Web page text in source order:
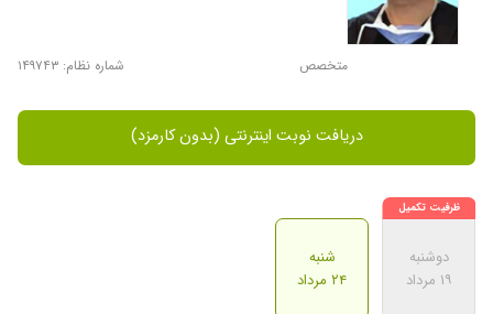
متخصص شماره نظام: ۱۴۹۷۴۳
دریافت نوبت اینترنتی (بدون کارمزد)
دوشنبه
۱۹ مرداد
شنبه
۲۴ مرداد